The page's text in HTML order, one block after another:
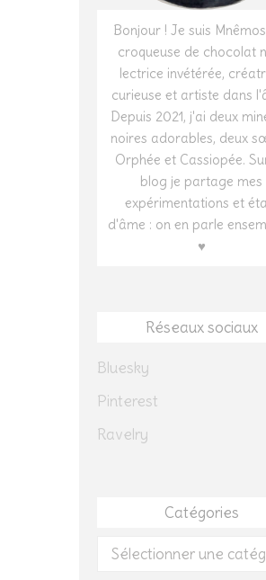
Bonjour ! Je suis
croqueuse de chocolat
lectrice invétérée,
curieuse et artiste dans
Depuis 2021, j'ai deux
noires adorables, deux
Orphée et Cassiopée.
blog je partage mes
expérimentations et
d'âme : on en parle
♥
Réseaux sociaux
Bluesky
Pinterest
Ravelry
Catégories
Catégories